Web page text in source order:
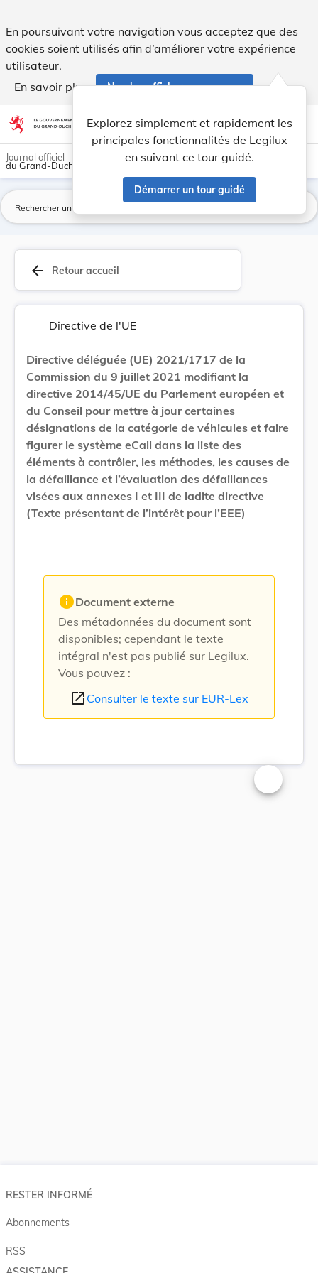
En poursuivant votre navigation vous acceptez que des
cookies soient utilisés afin d’améliorer votre expérience
utilisateur.
En savoir plus
Ne plus afficher ce message
Aller au contenu account_circle help Aide
Explorez simplement et rapidement les
principales fonctionnalités de Legilux
en suivant ce tour guidé.
Démarrer un tour guidé
light_mode dark_mode
Journal officiel
du Grand-Duché de Luxembourg
arrow_back Retour accueil
Directive de l'UE
Directive déléguée (UE) 2021/1717 de la
Commission du 9 juillet 2021 modifiant la
directive 2014/45/UE du Parlement européen et
du Conseil pour mettre à jour certaines
désignations de la catégorie de véhicules et faire
figurer le système eCall dans la liste des
éléments à contrôler, les méthodes, les causes de
la défaillance et l’évaluation des défaillances
visées aux annexes I et III de ladite directive
(Texte présentant de l’intérêt pour l’EEE)
infoDocument externe
Des métadonnées du document sont
disponibles; cependant le texte
intégral n'est pas publié sur Legilux.
Vous pouvez :
open_in_new Consulter le texte sur EUR-Lex
Changer la
RESTER INFORMÉ
Abonnements
RSS